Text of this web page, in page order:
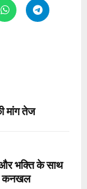
मांग तेज
और भक्ति के साथ
कनखल